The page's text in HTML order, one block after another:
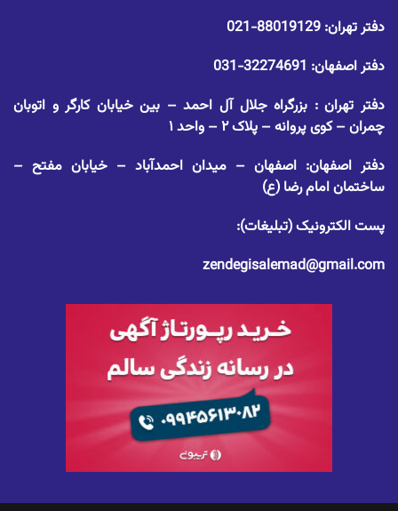
دفتر تهران: 88019129-021
دفتر اصفهان: 32274691-031
دفتر تهران : بزرگراه جلال آل احمد – بین خیابان کارگر و اتوبان
چمران – کوی پروانه – پلاک ۲ – واحد ۱
دفتر اصفهان: اصفهان – میدان احمدآباد – خیابان مفتح –
ساختمان امام رضا (ع)
پست الکترونیک (تبلیغات):
zendegisalemad@gmail.com